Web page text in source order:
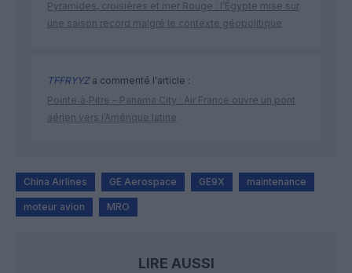
Pyramides, croisières et mer Rouge : l’Égypte mise sur
une saison record malgré le contexte géopolitique
TFFRYYZa commenté l'article :
Pointe‑à‑Pitre – Panama City : Air France ouvre un pont
aérien vers l’Amérique latine
China Airlines GE Aerospace GE9X maintenance
moteur avion MRO
LIRE AUSSI